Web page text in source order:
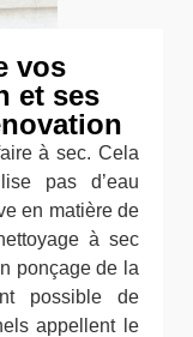
vos
et ses
à sec. Cela
pas d’eau
en matière de
à sec
ponçage de la
possible de
appellent le